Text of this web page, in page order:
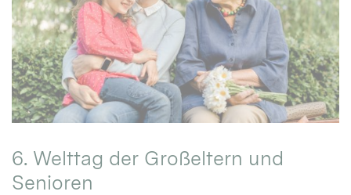
6. Welttag der Großeltern und
Senioren